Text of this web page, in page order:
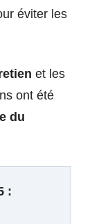
éviter les
et les
ont été
du
: